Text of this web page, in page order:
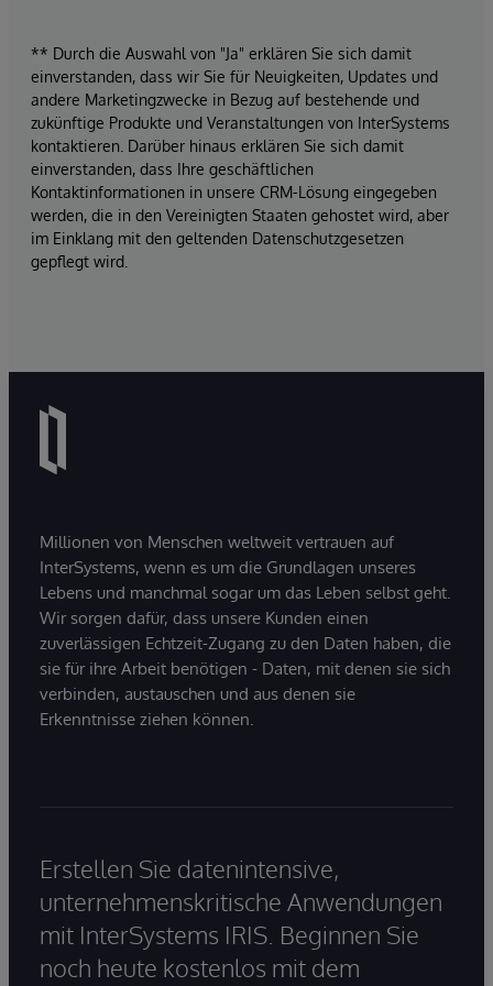
** Durch die Auswahl von "Ja" erklären Sie sich damit
einverstanden, dass wir Sie für Neuigkeiten, Updates und
andere Marketingzwecke in Bezug auf bestehende und
zukünftige Produkte und Veranstaltungen von InterSystems
kontaktieren. Darüber hinaus erklären Sie sich damit
einverstanden, dass Ihre geschäftlichen
Kontaktinformationen in unsere CRM-Lösung eingegeben
werden, die in den Vereinigten Staaten gehostet wird, aber
im Einklang mit den geltenden Datenschutzgesetzen
gepflegt wird.
Millionen von Menschen weltweit vertrauen auf
InterSystems, wenn es um die Grundlagen unseres
Lebens und manchmal sogar um das Leben selbst geht.
Wir sorgen dafür, dass unsere Kunden einen
zuverlässigen Echtzeit-Zugang zu den Daten haben, die
sie für ihre Arbeit benötigen - Daten, mit denen sie sich
verbinden, austauschen und aus denen sie
Erkenntnisse ziehen können.
Erstellen Sie datenintensive,
unternehmenskritische Anwendungen
mit InterSystems IRIS. Beginnen Sie
noch heute kostenlos mit dem